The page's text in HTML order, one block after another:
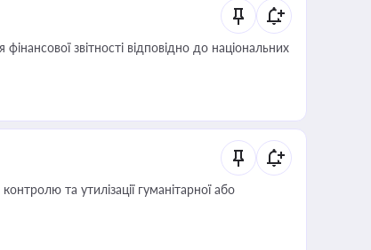
звітності відповідно до національних
та утилізації гуманітарної або